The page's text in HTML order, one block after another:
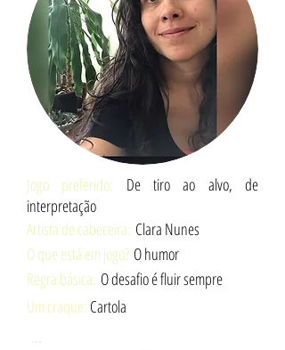
Jogo preferido: De tiro ao alvo, de
interpretação
Artista de cabeceira: Clara Nunes
O que está em jogo? O humor
Regra básica: O desafio é fluir sempre
Um craque: Cartola
...